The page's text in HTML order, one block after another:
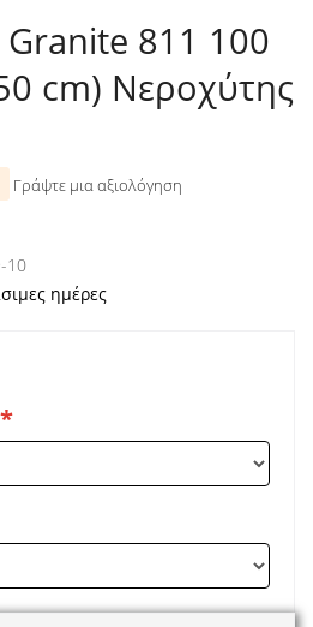
811 100
cm) Νεροχύτης
Γράψτε μια αξιολόγηση
10
ημέρες